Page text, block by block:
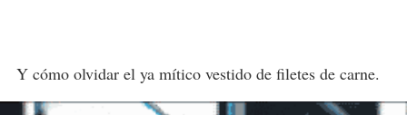
Y cómo olvidar el ya mítico vestido de filetes de carne.